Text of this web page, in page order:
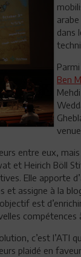
dans
Ben
entre eux,
et Heirich Böll
Elle apporte
assigne à la
est
c’est
plaidé en